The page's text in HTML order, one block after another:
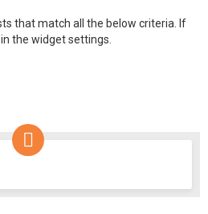
that match all the below criteria. If
the widget settings.